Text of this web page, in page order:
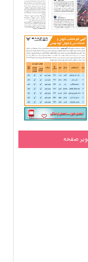
صفحه